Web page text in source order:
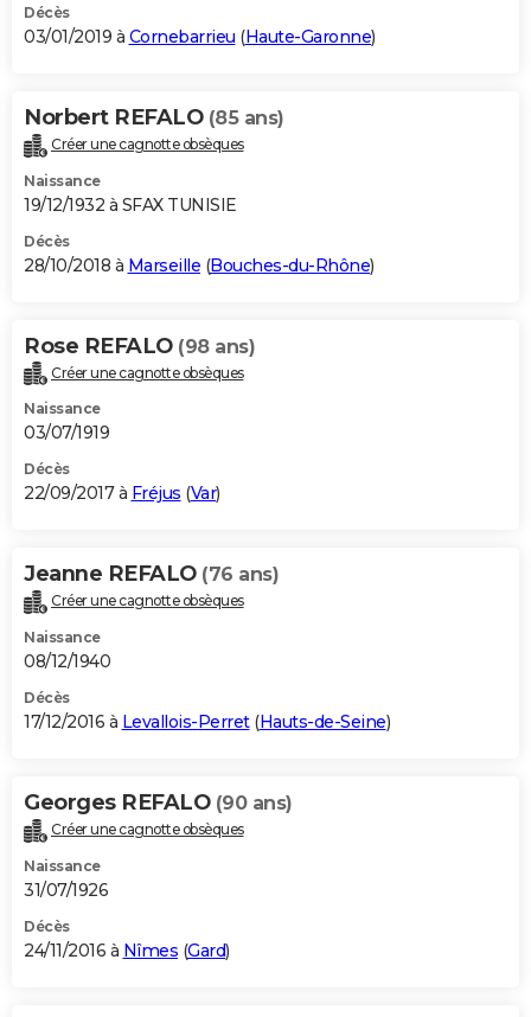
Décès
03/01/2019 à Cornebarrieu (Haute-Garonne)
Norbert REFALO (85 ans)
Créer une cagnotte obsèques
Naissance
19/12/1932 à SFAX TUNISIE
Décès
28/10/2018 à Marseille (Bouches-du-Rhône)
Rose REFALO (98 ans)
Créer une cagnotte obsèques
Naissance
03/07/1919
Décès
22/09/2017 à Fréjus (Var)
Jeanne REFALO (76 ans)
Créer une cagnotte obsèques
Naissance
08/12/1940
Décès
17/12/2016 à Levallois-Perret(Hauts-de-Seine)
Georges REFALO (90 ans)
Créer une cagnotte obsèques
Naissance
31/07/1926
Décès
24/11/2016 à Nîmes (Gard)